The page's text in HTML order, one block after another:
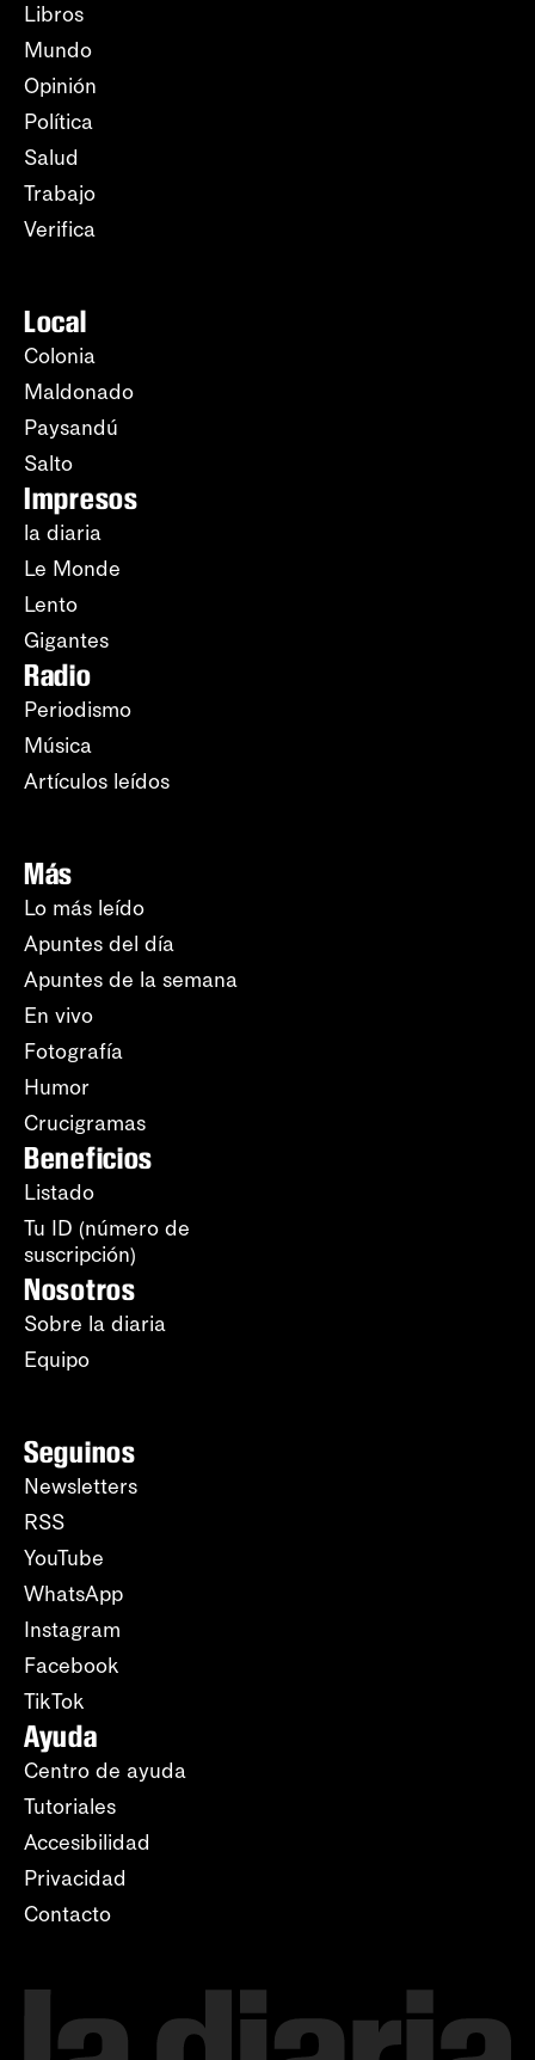
Libros
Mundo
Opinión
Política
Salud
Trabajo
Verifica
Local
Colonia
Maldonado
Paysandú
Salto
Impresos
la diaria
Le Monde
Lento
Gigantes
Radio
Periodismo
Música
Artículos leídos
Más
Lo más leído
Apuntes del día
Apuntes de la semana
En vivo
Fotografía
Humor
Crucigramas
Beneficios
Listado
Tu ID (número de
suscripción)
Nosotros
Sobre la diaria
Equipo
Seguinos
Newsletters
RSS
YouTube
WhatsApp
Instagram
Facebook
TikTok
Ayuda
Centro de ayuda
Tutoriales
Accesibilidad
Privacidad
Contacto